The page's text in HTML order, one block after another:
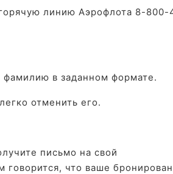
линию Аэрофлота 8-
в заданном формате.
отменить его.
письмо на свой
говорится, что ваше